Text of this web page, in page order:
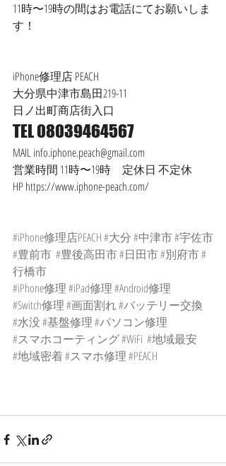
11時〜19時の間はお電話にてお願いしま
す！
iPhone修理店 PEACH
大分県中津市島田219-11
日ノ出町商店街入口
TEL 08039464567
MAIL info.iphone.peach@gmail.com
営業時間 11時〜19時　定休日 不定休
HP https://www.iphone-peach.com/
#iPhone修理店PEACH#大分#中津市#宇佐市
#豊前市 #豊後高田市#日田市#別府市#
行橋市
#iPhone修理#iPad修理#Android修理
#Switch修理#画面割れ#バッテリー交換
#水没#基盤修理#パソコン修理
#スマホコーティング#WiFi #地域最安
#地域密着#スマホ修理#PEACH